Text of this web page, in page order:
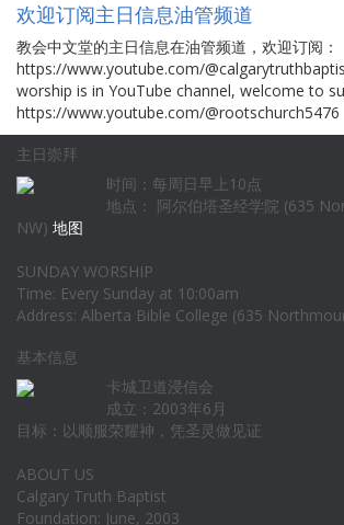
欢迎订阅主日信息油管频道
教会中文堂的主日信息在油管频道，欢迎订阅：
https://www.youtube.com/
worship is in YouTube channel, welcome to
https://www.youtube.com/@rootschurch5476
主日崇拜
时间：每周日早上10点
地点： 阿尔伯塔圣经学院 (635
NW) 地图
SUNDAY WORSHIP
Time: Every Sunday at 10:00am
Address: Alberta Bible College (635
基本信息
卡城卫道浸信会
成立：2003年6月
目标：以顺服荣耀神，凭圣灵做见证
ABOUT US
Calgary Truth Baptist
Foundation: June, 2003